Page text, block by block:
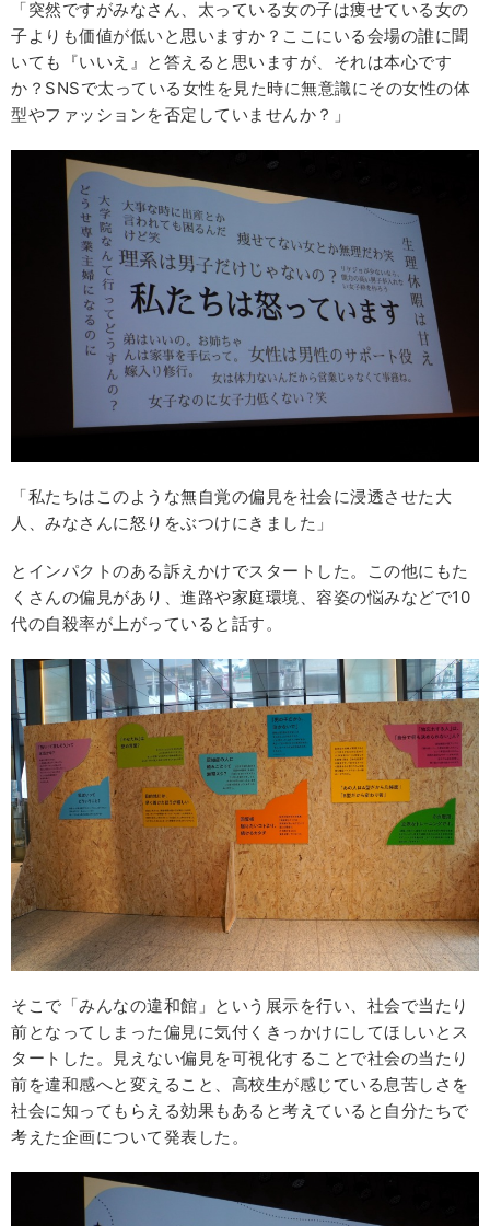
「突然ですがみなさん、太っている女の子は痩せている女の
子よりも価値が低いと思いますか？ここにいる会場の誰に聞
いても『いいえ』と答えると思いますが、それは本心です
か？SNSで太っている女性を見た時に無意識にその女性の体
型やファッションを否定していませんか？」
「私たちはこのような無自覚の偏見を社会に浸透させた大
人、みなさんに怒りをぶつけにきました」
とインパクトのある訴えかけでスタートした。この他にもた
くさんの偏見があり、進路や家庭環境、容姿の悩みなどで10
代の自殺率が上がっていると話す。
そこで「みんなの違和館」という展示を行い、社会で当たり
前となってしまった偏見に気付くきっかけにしてほしいとス
タートした。見えない偏見を可視化することで社会の当たり
前を違和感へと変えること、高校生が感じている息苦しさを
社会に知ってもらえる効果もあると考えていると自分たちで
考えた企画について発表した。